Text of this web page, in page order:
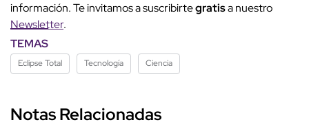
información. Te invitamos a suscribirtegratisa nuestro
Newsletter.
TEMAS
Eclipse Total Tecnología Ciencia
Notas Relacionadas